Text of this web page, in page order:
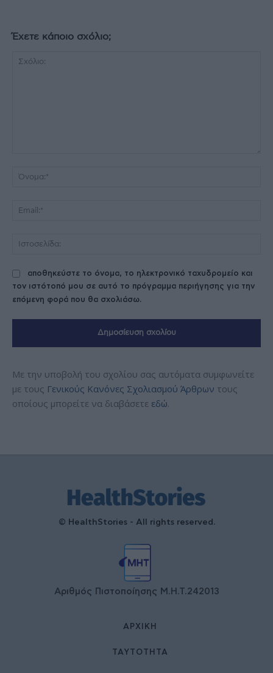
Έχετε κάποιο σχόλιο;
αποθηκεύστε το όνομα, το ηλεκτρονικό ταχυδρομείο και
τον ιστότοπό μου σε αυτό το πρόγραμμα περιήγησης για την
επόμενη φορά που θα σχολιάσω.
Με την υποβολή του σχολίου σας αυτόματα συμφωνείτε
με τους Γενικούς Κανόνες Σχολιασμού Άρθρων τους
οποίους μπορείτε να διαβάσετε εδώ.
© HealthStories - All rights reserved.
Αριθμός Πιστοποίησης Μ.Η.Τ.242013
ΑΡΧΙΚΉ
ΤΑΥΤΌΤΗΤΑ